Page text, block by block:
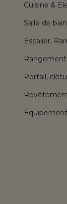
Cuisine &
Salle de
Escalier,
Portail,